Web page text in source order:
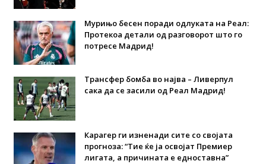
Мурињо бесен поради одлуката на Реал:
Протекоа детали од разговорот што го
потресе Мадрид!
Трансфер бомба во најва – Ливерпул
сака да се засили од Реал Мадрид!
Карагер ги изненади сите со својата
прогноза: “Тие ќе ја освојат Премиер
лигата, а причината е едноставна”